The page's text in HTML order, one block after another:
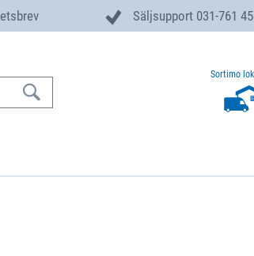
Säljsupport 031-761
Sortimo